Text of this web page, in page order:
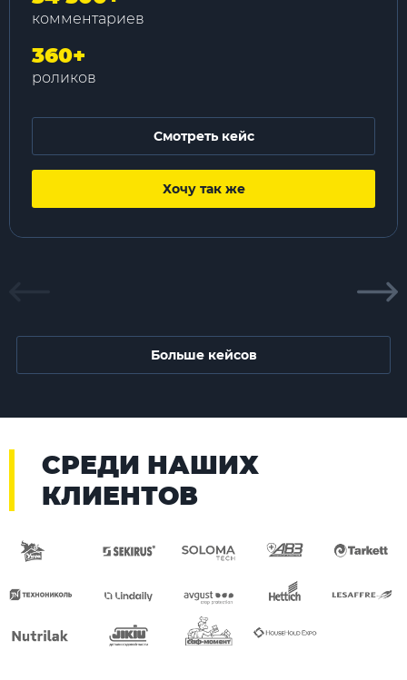
комментариев
360+
роликов
Смотреть кейс
Хочу так же
Больше кейсов
СРЕДИ НАШИХ
КЛИЕНТОВ